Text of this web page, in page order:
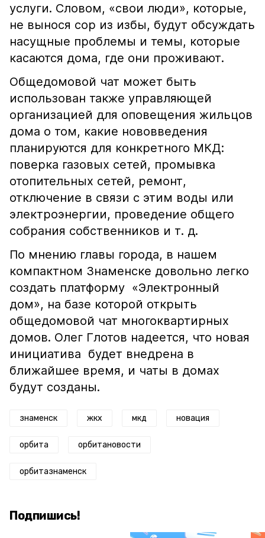
услуги. Словом, «свои люди», которые,
не вынося сор из избы, будут обсуждать
насущные проблемы и темы, которые
касаются дома, где они проживают.
Общедомовой чат может быть
использован также управляющей
организацией для оповещения жильцов
дома о том, какие нововведения
планируются для конкретного МКД:
поверка газовых сетей, промывка
отопительных сетей, ремонт,
отключение в связи с этим воды или
электроэнергии, проведение общего
собрания собственников и т. д.
По мнению главы города, в нашем
компактном Знаменске довольно легко
создать платформу «Электронный
дом», на базе которой открыть
общедомовой чат многоквартирных
домов. Олег Глотов надеется, что новая
инициатива будет внедрена в
ближайшее время, и чаты в домах
будут созданы.
знаменск жкх мкд новация
орбита орбитановости
орбитазнаменск
Подпишись!